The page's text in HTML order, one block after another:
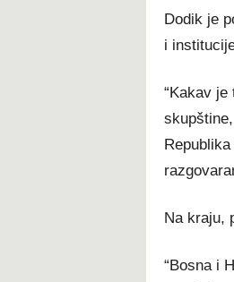
Dodik je
i
“Kakav je
Na kraju,
“Bosna i